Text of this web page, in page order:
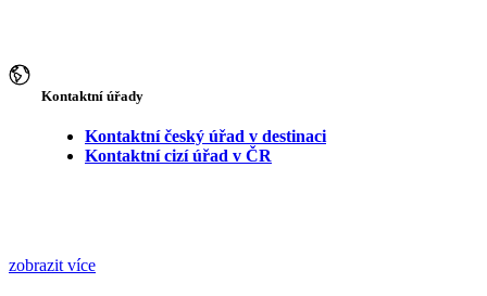
Kontaktní úřady
Kontaktní český úřad v destinaci
Kontaktní cizí úřad v ČR
zobrazit více